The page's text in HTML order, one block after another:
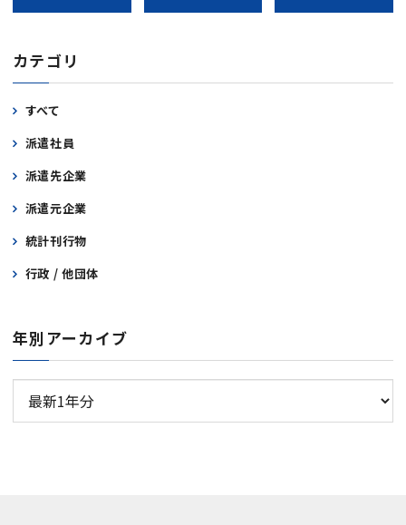
カテゴリ
すべて
派遣社員
派遣先企業
派遣元企業
統計刊行物
行政 / 他団体
年別アーカイブ